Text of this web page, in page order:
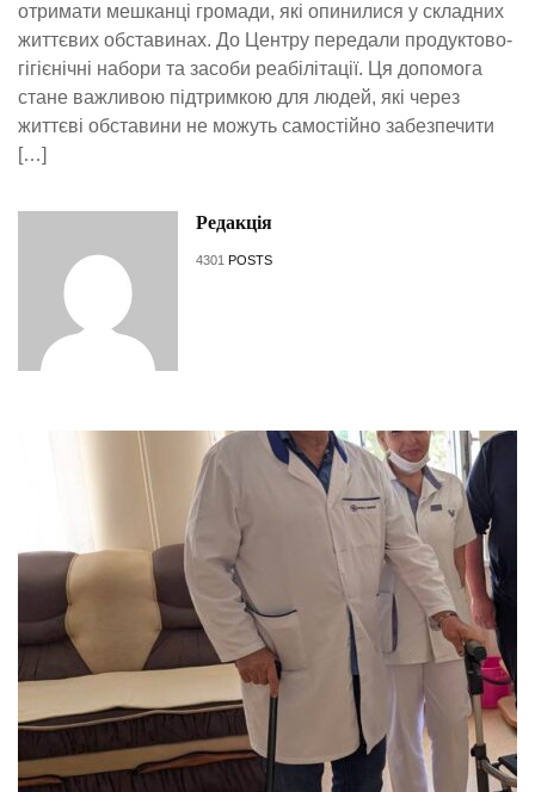
отримати мешканці громади, які опинилися у складних
життєвих обставинах. До Центру передали продуктово-
гігієнічні набори та засоби реабілітації. Ця допомога
стане важливою підтримкою для людей, які через
життєві обставини не можуть самостійно забезпечити
[…]
Редакція
4301 POSTS